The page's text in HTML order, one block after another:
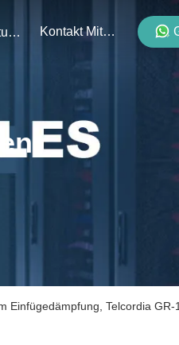
Veranstaltungen Kontakt Mit Uns
Einfügedämpfung, Telcordia